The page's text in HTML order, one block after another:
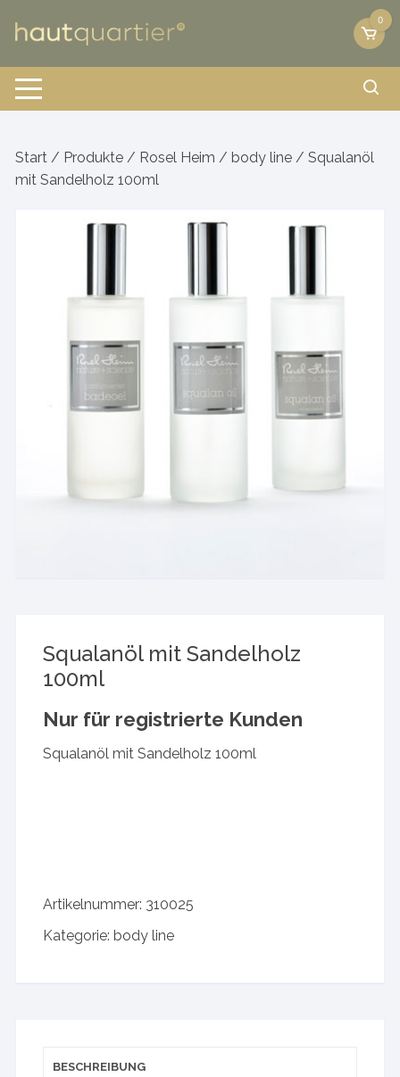
Inhalt
0
Start / Produkte / Rosel Heim /body line / Squalanöl
mit Sandelholz 100ml
Squalanöl mit Sandelholz
100ml
Nur für registrierte Kunden
Squalanöl mit Sandelholz 100ml
Artikelnummer: 310025
Kategorie:body line
BESCHREIBUNG